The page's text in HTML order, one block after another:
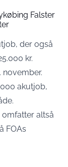
Falster
der også
kr.
akutjob,
omfatter altså
FOAs